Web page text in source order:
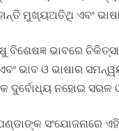
ମୁଖ୍ୟଅତିଥି ଏବଂ
ବିଶେଷଜ୍ଞ ଭାବରେ
ଭାବ ଓ ଭାଷାର
ଦୁର୍ବୋଧ୍ୟ ନହୋଇ ସରଳ
ସଂଯୋଜନାରେ